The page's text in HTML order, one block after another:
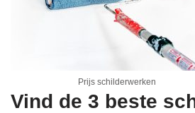
Prijs schilderwerken
Vind de 3 beste